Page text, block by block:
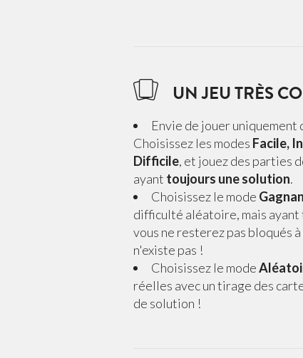
UN JEU TRÈS
Envie de jouer uniquement
Choisissez les modes Facile,
Difficile, et jouez des parties
ayant toujours une solution.
Choisissez le mode
difficulté aléatoire, mais
vous ne resterez pas bloqués
n'existe pas !
Choisissez le mode
réelles avec un tirage des
de solution !